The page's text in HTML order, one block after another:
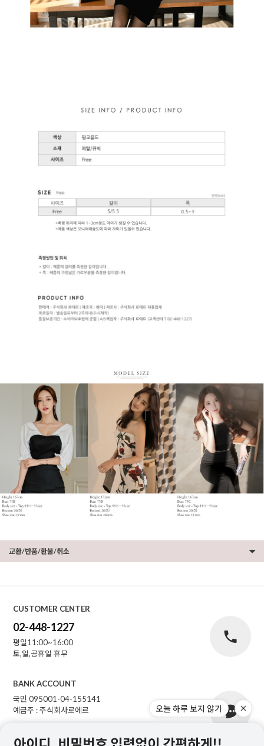
교환/반품/환불/취소
CUSTOMER CENTER
02-448-1227
평일11:00~16:00
토,일,공휴일 휴무
BANK ACCOUNT
국민 095001-04-155141
예금주 : 주식회사로에르
오늘 하루 보지 않기